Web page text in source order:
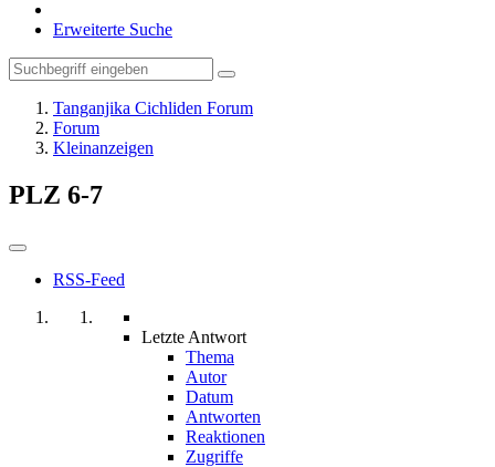
Erweiterte Suche
Tanganjika Cichliden Forum
Forum
Kleinanzeigen
PLZ 6-7
RSS-Feed
Letzte Antwort
Thema
Autor
Datum
Antworten
Reaktionen
Zugriffe